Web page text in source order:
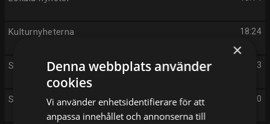
18:24
Kulturnyheterna
18:33
Sportnytt
18:40
Stoltenberg
×
Denna webbplats använder
cookies
Vi använder enhetsidentifierare för att
anpassa innehållet och annonserna till